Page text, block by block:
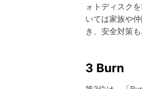
ォトディスク
いては家族や
き、安全対策
3 Burn